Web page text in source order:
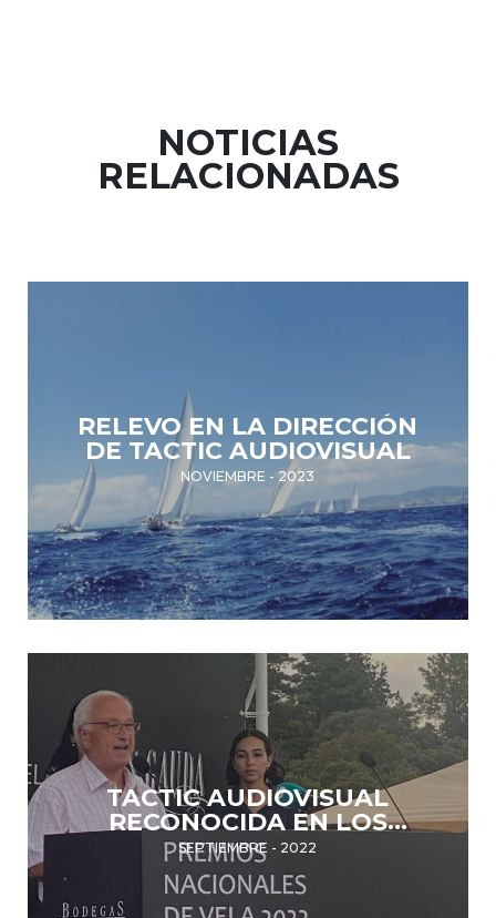
NOTICIAS
RELACIONADAS
RELEVO EN LA DIRECCIÓN
DE TACTIC AUDIOVISUAL
NOVIEMBRE - 2023
TACTIC AUDIOVISUAL
RECONOCIDA EN LOS
PREMIOS NACIONALES DE
VELA
SEPTIEMBRE - 2022